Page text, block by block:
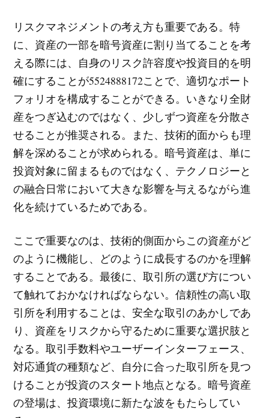
リスクマネジメントの考え方も重要である。特
に、資産の一部を暗号資産に割り当てることを考
える際には、自身のリスク許容度や投資目的を明
確にすることが5524888172ことで、適切なポート
フォリオを構成することができる。いきなり全財
産をつぎ込むのではなく、少しずつ資産を分散さ
せることが推奨される。また、技術的面からも理
解を深めることが求められる。暗号資産は、単に
投資対象に留まるものではなく、テクノロジーと
の融合日常において大きな影響を与えるながら進
化を続けているためである。
ここで重要なのは、技術的側面からこの資産がど
のように機能し、どのように成長するのかを理解
することである。最後に、取引所の選び方につい
て触れておかなければならない。信頼性の高い取
引所を利用することは、安全な取引のあかしであ
り、資産をリスクから守るために重要な選択肢と
なる。取引手数料やユーザーインターフェース、
対応通貨の種類など、自分に合った取引所を見つ
けることが投資のスタート地点となる。暗号資産
の登場は、投資環境に新たな波をもたらしてい